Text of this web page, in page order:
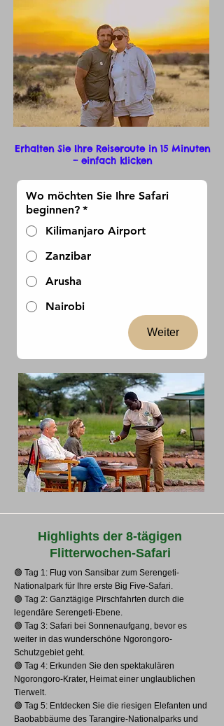
Erhalten Sie Ihre Reiseroute in 15 Minuten
– einfach klicken
Wo möchten Sie Ihre Safari
beginnen? *
Kilimanjaro Airport
Zanzibar
Arusha
Nairobi
Weiter
Highlights der 8-tägigen
Flitterwochen-Safari
🟢 Tag 1: Flug von Sansibar zum Serengeti-
Nationalpark für Ihre erste Big Five-Safari.
🟢 Tag 2: Ganztägige Pirschfahrten durch die
legendäre Serengeti-Ebene.
🟢 Tag 3: Safari bei Sonnenaufgang, bevor es
weiter in das wunderschöne Ngorongoro-
Schutzgebiet geht.
🟢 Tag 4: Erkunden Sie den spektakulären
Ngorongoro-Krater, Heimat einer unglaublichen
Tierwelt.
🟢 Tag 5: Entdecken Sie die riesigen Elefanten und
Baobabbäume des Tarangire-Nationalparks und